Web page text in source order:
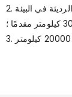
2. في المناطق ذات الغبار المرتفع ونوعية الهواء الرديئة في البيئة